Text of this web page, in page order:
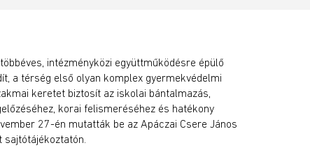
intézményközi együttműködésre épülő
a térség első olyan komplex gyermekvédelmi
keretet biztosít az iskolai bántalmazás,
korai felismeréséhez és hatékony
27-én mutatták be az Apáczai Csere János